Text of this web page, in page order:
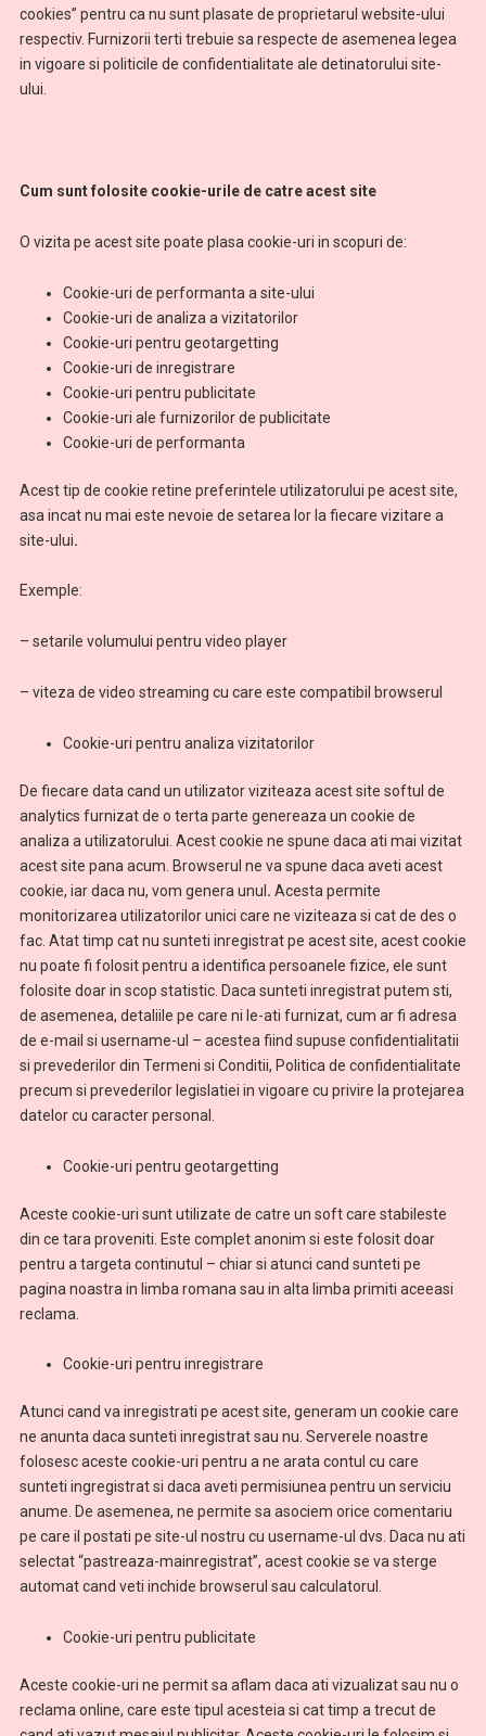
cookies” pentru ca nu sunt plasate de proprietarul website-ului
respectiv. Furnizorii terti trebuie sa respecte de asemenea legea
in vigoare si politicile de confidentialitate ale detinatorului site-
ului.
Cum sunt folosite cookie-urile de catre acest site
O vizita pe acest site poate plasa cookie-uri in scopuri de:
Cookie-uri de performanta a site-ului
Cookie-uri de analiza a vizitatorilor
Cookie-uri pentru geotargetting
Cookie-uri de inregistrare
Cookie-uri pentru publicitate
Cookie-uri ale furnizorilor de publicitate
Cookie-uri de performanta
Acest tip de cookie retine preferintele utilizatorului pe acest site,
asa incat nu mai este nevoie de setarea lor la fiecare vizitare a
site-ului.
Exemple:
– setarile volumului pentru video player
– viteza de video streaming cu care este compatibil browserul
Cookie-uri pentru analiza vizitatorilor
De fiecare data cand un utilizator viziteaza acest site softul de
analytics furnizat de o terta parte genereaza un cookie de
analiza a utilizatorului. Acest cookie ne spune daca ati mai vizitat
acest site pana acum. Browserul ne va spune daca aveti acest
cookie, iar daca nu, vom genera unul . Acesta permite
monitorizarea utilizatorilor unici care ne viziteaza si cat de des o
fac. Atat timp cat nu sunteti inregistrat pe acest site, acest cookie
nu poate fi folosit pentru a identifica persoanele fizice, ele sunt
folosite doar in scop statistic. Daca sunteti inregistrat putem sti,
de asemenea, detaliile pe care ni le-ati furnizat, cum ar fi adresa
de e-mail si username-ul – acestea fiind supuse confidentialitatii
si prevederilor din Termeni si Conditii, Politica de confidentialitate
precum si prevederilor legislatiei in vigoare cu privire la protejarea
datelor cu caracter personal.
Cookie-uri pentru geotargetting
Aceste cookie-uri sunt utilizate de catre un soft care stabileste
din ce tara proveniti. Este complet anonim si este folosit doar
pentru a targeta continutul – chiar si atunci cand sunteti pe
pagina noastra in limba romana sau in alta limba primiti aceeasi
reclama.
Cookie-uri pentru inregistrare
Atunci cand va inregistrati pe acest site, generam un cookie care
ne anunta daca sunteti inregistrat sau nu. Serverele noastre
folosesc aceste cookie-uri pentru a ne arata contul cu care
sunteti ingregistrat si daca aveti permisiunea pentru un serviciu
anume. De asemenea, ne permite sa asociem orice comentariu
pe care il postati pe site-ul nostru cu username-ul dvs. Daca nu ati
selectat “pastreaza-mainregistrat”, acest cookie se va sterge
automat cand veti inchide browserul sau calculatorul.
Cookie-uri pentru publicitate
Aceste cookie-uri ne permit sa aflam daca ati vizualizat sau nu o
reclama online, care este tipul acesteia si cat timp a trecut de